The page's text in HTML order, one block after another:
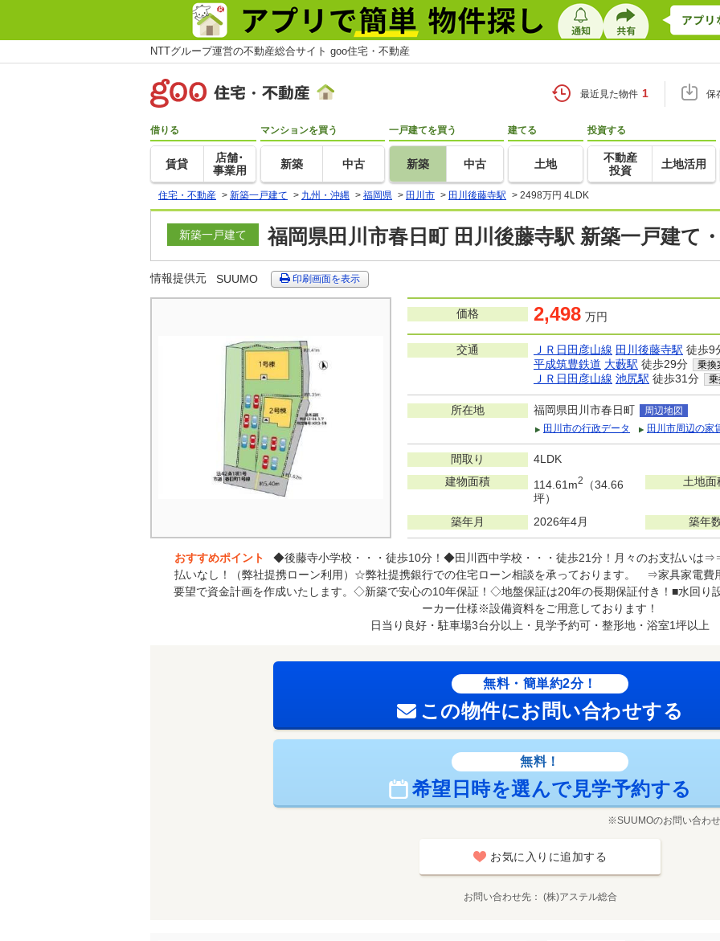
NTTグループ運営の不動産総合サイト goo住宅・不動産
最近見た物件 1 保
借りる
賃貸
店舗･
事業用
マンションを買う
新築 中古
一戸建てを買う
新築 中古
建てる
土地
投資する
不動産
投資
土地活用
住宅・不動産 > 新築一戸建て > 九州・沖縄 > 福岡県 > 田川市 > 田川後藤寺駅 > 2498万円 4LDK
新築一戸建て 福岡県田川市春日町 田川後藤寺駅 新築一戸建て
情報提供元 SUUMO 印刷画面を表示
価格 2,498 万円
交通 ＪＲ日田彦山線 田川後藤寺駅 徒歩9
平成筑豊鉄道 大藪駅 徒歩29分 乗換
ＪＲ日田彦山線 池尻駅 徒歩31分
所在地 福岡県田川市春日町
周辺地図
田川市の行政データ
田川市周辺の家
間取り
4LDK
建物面積
114.61m2
（34.66
坪）
土地面
築年月 2026年4月 築年
おすすめポイント
◆後藤寺小学校・・・徒歩10分！◆田川西中学校・・・徒歩21分！月々のお支払い
払いなし！（弊社提携ローン利用）☆弊社提携銀行での住宅ローン相談を承っております。 ⇒家具家電
要望で資金計画を作成いたします。◇新築で安心の10年保証！◇地盤保証は20年の長期保証付き！■水回り
ーカー仕様※設備資料をご用意しております！
日当り良好・駐車場3台分以上・見学予約可・整形地・浴室1坪以上
無料・簡単約2分！
この物件にお問い合わせする
無料！
希望日時を選んで見学予約する
※SUUMOのお問い合わ
お気に入りに追加する
お問い合わせ先 (株)アステル総合